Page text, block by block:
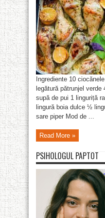
Ingrediente 10
legătură pătrunjel verde
supă de pui 1 linguriță
lingură boia dulce ½
sare piper Mod de ...
Read More »
PSIHOLOGUL PAPTOT